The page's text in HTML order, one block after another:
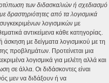
των διδασκαλιών ή σχεδιασμό
δραστηριότητες από τα λογισμικά
λογισμικών με
αντικείμενα κάθε κατηγορίας.
άσκηση με δείγματα λογισμικού με τη
προβλημάτων. Προτείνεται μια
λογισμικά για μελέτη αλλά και
σε άλλα. Οι διδάσκοντες είναι
μεν να διδάξουν ή να